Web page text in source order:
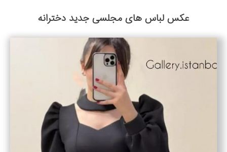
عکس لباس های مجلسی جدید دخترانه